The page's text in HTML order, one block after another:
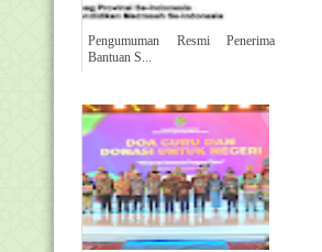
Pengumuman Resmi Penerima
Bantuan S...